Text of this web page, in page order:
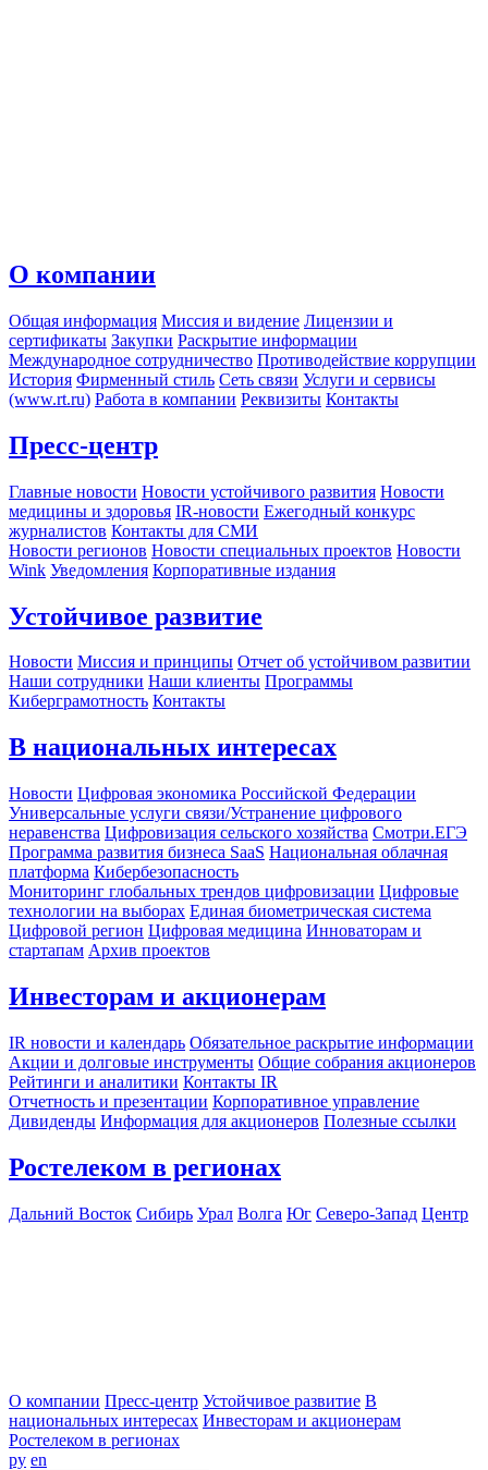
О компании
Общая информация Миссия и видение Лицензии и
сертификаты Закупки Раскрытие информации
Международное сотрудничество Противодействие коррупции
История Фирменный стиль Сеть связи Услуги и сервисы
(www.rt.ru) Работа в компании Реквизиты Контакты
Пресс-центр
Главные новости Новости устойчивого развития Новости
медицины и здоровья IR-новости Ежегодный конкурс
журналистов Контакты для СМИ
Новости регионов Новости специальных проектов Новости
Wink Уведомления Корпоративные издания
Устойчивое развитие
Новости Миссия и принципы Отчет об устойчивом развитии
Наши сотрудники Наши клиенты Программы
Киберграмотность Контакты
В национальных интересах
Новости Цифровая экономика Российской Федерации
Универсальные услуги связи/Устранение цифрового
неравенства Цифровизация сельского хозяйства Смотри.ЕГЭ
Программа развития бизнеса SaaS Национальная облачная
платформа Кибербезопасность
Мониторинг глобальных трендов цифровизации Цифровые
технологии на выборах Единая биометрическая система
Цифровой регион Цифровая медицина Инноваторам и
стартапам Архив проектов
Инвесторам и акционерам
IR новости и календарь Обязательное раскрытие информации
Акции и долговые инструменты Общие собрания акционеров
Рейтинги и аналитики Контакты IR
Отчетность и презентации Корпоративное управление
Дивиденды Информация для акционеров Полезные ссылки
Ростелеком в регионах
Дальний Восток Сибирь Урал Волга Юг Северо-Запад Центр
О компании Пресс-центр Устойчивое развитие В
национальных интересах Инвесторам и акционерам
Ростелеком в регионах
ру en